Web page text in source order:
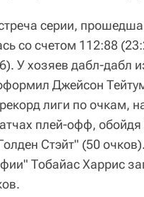
серии,
со счетом 112:88
У хозяев дабл-дабл
Джейсон
лиги по очкам,
плей-офф, обойдя
Стэйт" (50
Тобайас Харрис